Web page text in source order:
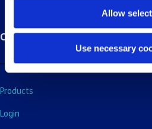
Allow
Use necessary
Customers
Products
Login